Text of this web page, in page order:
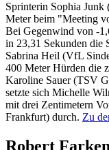
Sprinterin Sophia Junk
Meter beim "Meeting
Bei Gegenwind von -
in 23,31 Sekunden die
Sabrina Heil (VfL
400 Meter Hürden die
Karoline Sauer (TSV
setzte sich Michelle
mit drei Zentimetern
Frankfurt) durch. Zu
Robert